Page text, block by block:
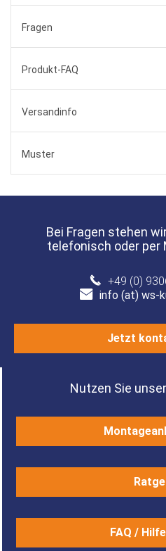
Fragen
Produkt-FAQ
Versandinfo
Muster
Bei Fragen stehen
telefonisch oder per
+49 (0)
info (at) ws-
Jetzt
Nutzen Sie
FAQ /